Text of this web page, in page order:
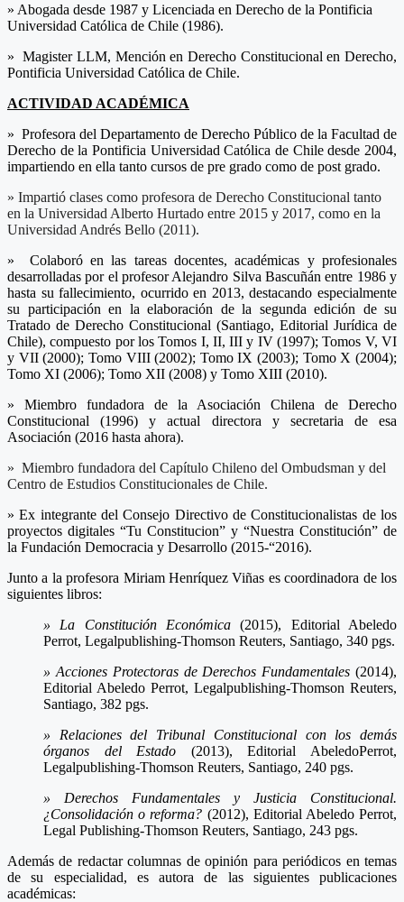
» Abogada desde 1987 y Licenciada en Derecho de la Pontificia
Universidad Católica de Chile (1986).
» Magister LLM, Mención en Derecho Constitucional en Derecho,
Pontificia Universidad Católica de Chile.
ACTIVIDAD ACADÉMICA
» Profesora del Departamento de Derecho Público de la Facultad de
Derecho de la Pontificia Universidad Católica de Chile desde 2004,
impartiendo en ella tanto cursos de pre grado como de post grado.
» Impartió clases como profesora de Derecho Constitucional tanto
en la Universidad Alberto Hurtado entre 2015 y 2017, como en la
Universidad Andrés Bello (2011).
» Colaboró en las tareas docentes, académicas y profesionales
desarrolladas por el profesor Alejandro Silva Bascuñán entre 1986 y
hasta su fallecimiento, ocurrido en 2013, destacando especialmente
su participación en la elaboración de la segunda edición de su
Tratado de Derecho Constitucional (Santiago, Editorial Jurídica de
Chile), compuesto por los Tomos I, II, III y IV (1997); Tomos V, VI
y VII (2000); Tomo VIII (2002); Tomo IX (2003); Tomo X (2004);
Tomo XI (2006); Tomo XII (2008) y Tomo XIII (2010).
» Miembro fundadora de la Asociación Chilena de Derecho
Constitucional (1996) y actual directora y secretaria de esa
Asociación (2016 hasta ahora).
» Miembro fundadora del Capítulo Chileno del Ombudsman y del
Centro de Estudios Constitucionales de Chile.
» Ex integrante del Consejo Directivo de Constitucionalistas de los
proyectos digitales “Tu Constitucion” y “Nuestra Constitución” de
la Fundación Democracia y Desarrollo (2015-“2016).
Junto a la profesora Miriam Henríquez Viñas es coordinadora de los
siguientes libros:
» La Constitución Económica (2015), Editorial Abeledo
Perrot, Legalpublishing-Thomson Reuters, Santiago, 340 pgs.
» Acciones Protectoras de Derechos Fundamentales (2014),
Editorial Abeledo Perrot, Legalpublishing-Thomson Reuters,
Santiago, 382 pgs.
» Relaciones del Tribunal Constitucional con los demás
órganos del Estado (2013), Editorial AbeledoPerrot,
Legalpublishing-Thomson Reuters, Santiago, 240 pgs.
» Derechos Fundamentales y Justicia Constitucional.
¿Consolidación o reforma? (2012), Editorial Abeledo Perrot,
Legal Publishing-Thomson Reuters, Santiago, 243 pgs.
Además de redactar columnas de opinión para periódicos en temas
de su especialidad, es autora de las siguientes publicaciones
académicas: